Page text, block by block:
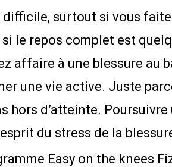
difficile, surtout si vous
le repos complet est
affaire à une blessure
une vie active. Juste
hors d’atteinte.
du stress de la
Easy on the knees